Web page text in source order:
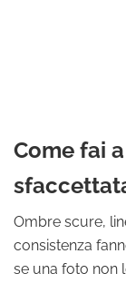
Come fai
Ombre scure,
consistenza
se una foto non